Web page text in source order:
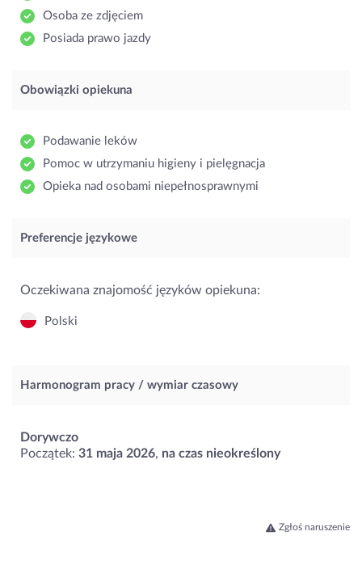
Osoba ze zdjęciem
Posiada prawo jazdy
Obowiązki opiekuna
Podawanie leków
Pomoc w utrzymaniu higieny i pielęgnacja
Opieka nad osobami niepełnosprawnymi
Preferencje językowe
Oczekiwana znajomość języków opiekuna:
Polski
Harmonogram pracy / wymiar czasowy
Dorywczo
Początek: 31 maja 2026, na czas nieokreślony
Zgłoś naruszenie